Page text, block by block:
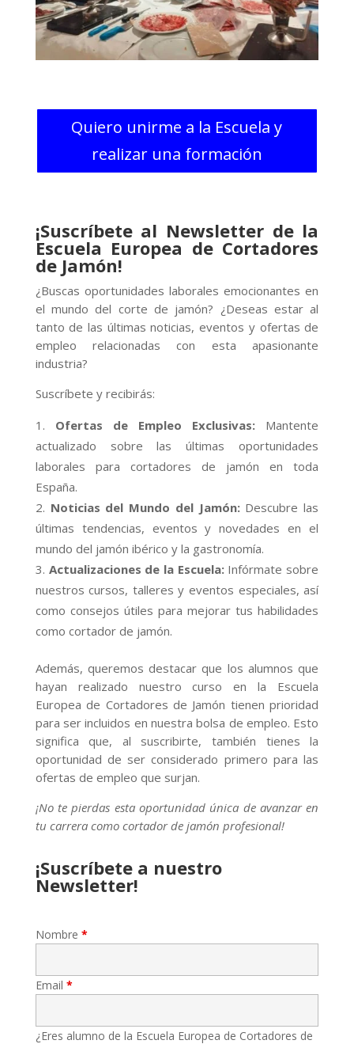
Quiero unirme a la Escuela y
realizar una formación
¡Suscríbete al Newsletter de la
Escuela Europea de Cortadores
de Jamón!
¿Buscas oportunidades laborales emocionantes en
el mundo del corte de jamón? ¿Deseas estar al
tanto de las últimas noticias, eventos y ofertas de
empleo relacionadas con esta apasionante
industria?
Suscríbete y recibirás:
Ofertas de Empleo Exclusivas: Mantente
actualizado sobre las últimas oportunidades
laborales para cortadores de jamón en toda
España.
Noticias del Mundo del Jamón:Descubre las
últimas tendencias, eventos y novedades en el
mundo del jamón ibérico y la gastronomía.
Actualizaciones de la Escuela:Infórmate sobre
nuestros cursos, talleres y eventos especiales, así
como consejos útiles para mejorar tus habilidades
como cortador de jamón.
Además, queremos destacar que los alumnos que
hayan realizado nuestro curso en la Escuela
Europea de Cortadores de Jamón tienen prioridad
para ser incluidos en nuestra bolsa de empleo. Esto
significa que, al suscribirte, también tienes la
oportunidad de ser considerado primero para las
ofertas de empleo que surjan.
¡No te pierdas esta oportunidad única de avanzar en
tu carrera como cortador de jamón profesional!
¡Suscríbete a nuestro
Newsletter!
Nombre *
Email *
¿Eres alumno de la Escuela Europea de Cortadores de